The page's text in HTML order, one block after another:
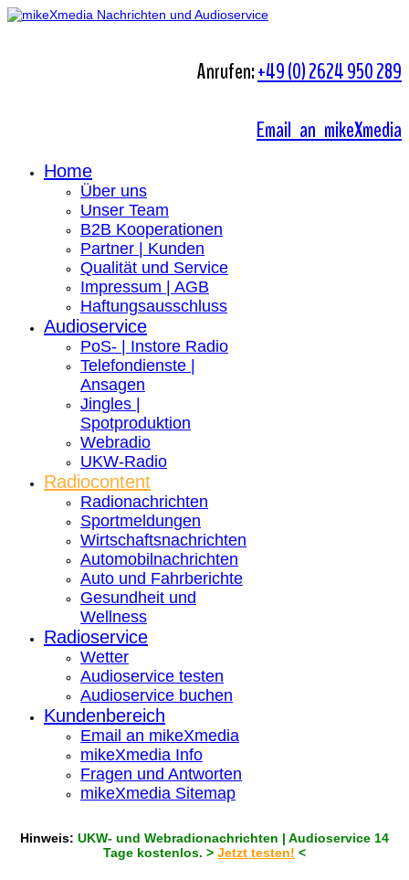
Anrufen:+49 (0) 2624 950 289
Email an mikeXmedia
Home
Über uns
Unser Team
B2B Kooperationen
Partner | Kunden
Qualität und Service
Impressum | AGB
Haftungsausschluss
Audioservice
PoS- | Instore Radio
Telefondienste |
Ansagen
Jingles |
Spotproduktion
Webradio
UKW-Radio
Radiocontent
Radionachrichten
Sportmeldungen
Wirtschaftsnachrichten
Automobilnachrichten
Auto und Fahrberichte
Gesundheit und
Wellness
Radioservice
Wetter
Audioservice testen
Audioservice buchen
Kundenbereich
Email an mikeXmedia
mikeXmedia Info
Fragen und Antworten
mikeXmedia Sitemap
Hinweis: UKW- und Webradionachrichten | Audioservice 14
Tage kostenlos. > Jetzt testen! <